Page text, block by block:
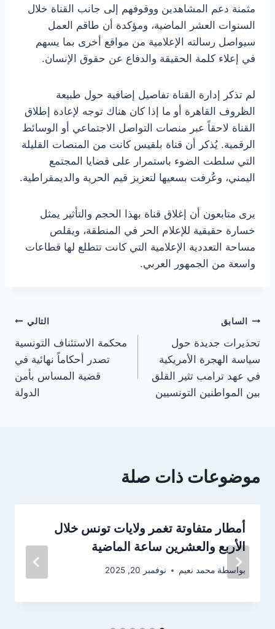
مثمنة دعم المشاهدين ووقوفهم إلى جانب القناة خلال
السنوات العشر الماضية، ومؤكدة أن طاقم العمل
سيواصل رسالته الإعلامية من مواقع أخرى بما يسهم
في إعلاء كلمة الحقيقة والدفاع عن حقوق الإنسان.
لم تذكر إدارة القناة تفاصيل إضافية حول طبيعة
الظروف القاهرة أو ما إذا كان هناك توجه لإعادة إطلاق
القناة لاحقاً عبر منصات التواصل الاجتماعي أو الوسائط
الرقمية. يُذكر أن قناة بلقيس كانت من المنصات القليلة
التي سلطت الضوء باستمرار على قضايا المجتمع
اليمني، وعُرفت بسعيها لتعزيز قيم الحرية والديمقراطية.
يرى متابعون أن إغلاق قناة بهذا الحجم والتأثير يمثل
خسارة حقيقية للإعلام الحر في المنطقة، ويقلص
مساحة التعددية الإعلامية التي كانت تتطلع لها قطاعات
واسعة من الجمهور العربي.
تصفّح
المقالات
السابق
تحذيرات جديدة حول
سياسة الهجرة الأمريكية
في عهد ترامب تثير القلق
بين المواطنين التونسيين
التالي
محكمة الاستئناف التونسية
تصدر أحكاماً نهائية في
قضية المساس بأمن
الدولة
موضوعات ذات صلة
أمطار متفاوتة تغمر ولايات تونس خلال
الأربع والعشرين ساعة الماضية
بواسطة محمد نعيم نوفمبر 20, 2025